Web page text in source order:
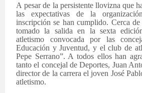
A pesar de la persistente llovizna que
las expectativas de la
inscripción se han cumplido. Cerca de
tomado la salida en la sexta
atletismo convocada por las
Educación y Juventud, y el club de
Pepe Serrano”. A todos ellos han
tanto el concejal de Deportes, Juan
director de la carrera el joven José
atletismo.